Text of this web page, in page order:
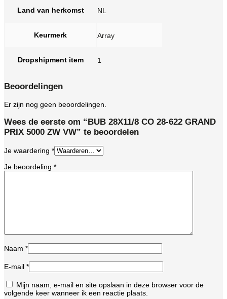
Land van herkomst NL
Keurmerk Array
Dropshipment item 1
Beoordelingen
Er zijn nog geen beoordelingen.
Wees de eerste om “BUB 28X11/8 CO 28-622 GRAND
PRIX 5000 ZW VW” te beoordelen
Je waardering *
Je beoordeling *
Naam *
E-mail *
Mijn naam, e-mail en site opslaan in deze browser voor de
volgende keer wanneer ik een reactie plaats.